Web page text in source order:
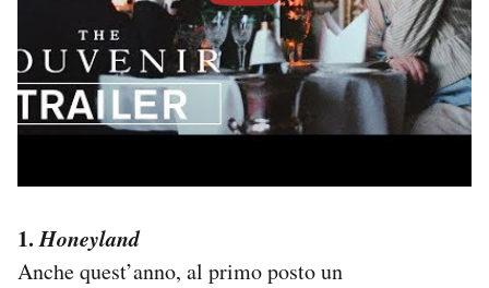
1.Honeyland
Anche quest’anno, al primo posto un